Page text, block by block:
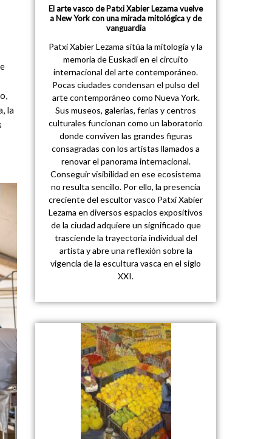
la
El arte vasco de Patxi Xabier Lezama vuelve
a New York con una mirada mitológica y de
vanguardia
Patxi Xabier Lezama sitúa la mitología y la
memoria de Euskadi en el circuito
internacional del arte contemporáneo.
Pocas ciudades condensan el pulso del
arte contemporáneo como Nueva York.
Sus museos, galerías, ferias y centros
culturales funcionan como un laboratorio
donde conviven las grandes figuras
consagradas con los artistas llamados a
renovar el panorama internacional.
Conseguir visibilidad en ese ecosistema
no resulta sencillo. Por ello, la presencia
creciente del escultor vasco Patxi Xabier
Lezama en diversos espacios expositivos
de la ciudad adquiere un significado que
trasciende la trayectoria individual del
artista y abre una reflexión sobre la
vigencia de la escultura vasca en el siglo
XXI.